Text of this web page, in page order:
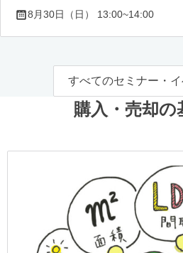
8月30日（日） 13:00~14:00
すべてのセミナー・
購入・売却の